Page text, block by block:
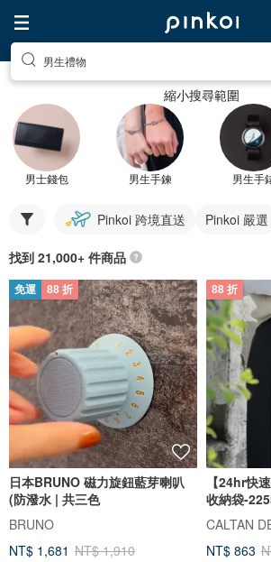
男生禮物
縮小搜尋範圍
男士錢包 男生手鍊 男生手
Pinkoi 跨境直送 Pinkoi 嚴選
找到 21,000+ 件商品
免運 88 折
日本BRUNO 磁力旋鈕藍芽喇叭
(防潑水 | 共三色
BRUNO
NT$ 1,681 NT$ 1,910
88 折
【24hr快
收納袋-
CALTAN
NT$ 863